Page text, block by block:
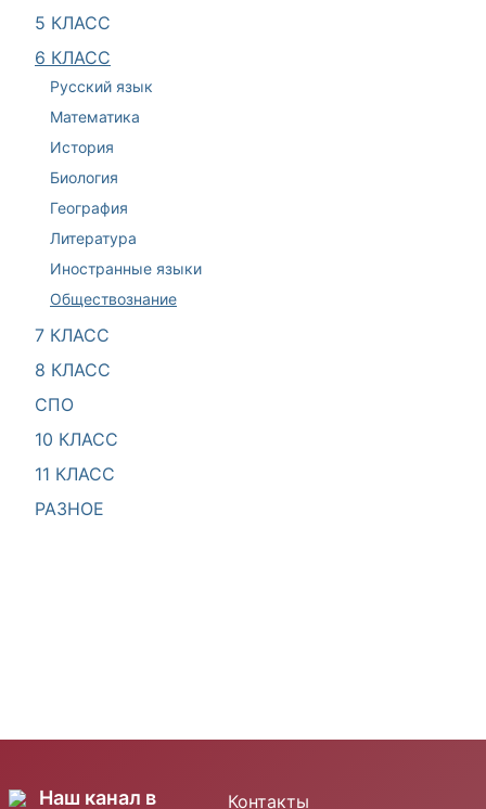
5 КЛАСС
6 КЛАСС
Русский язык
Математика
История
Биология
География
Литература
Иностранные языки
Обществознание
7 КЛАСС
8 КЛАСС
СПО
10 КЛАСС
11 КЛАСС
РАЗНОЕ
Наш канал в Контакты